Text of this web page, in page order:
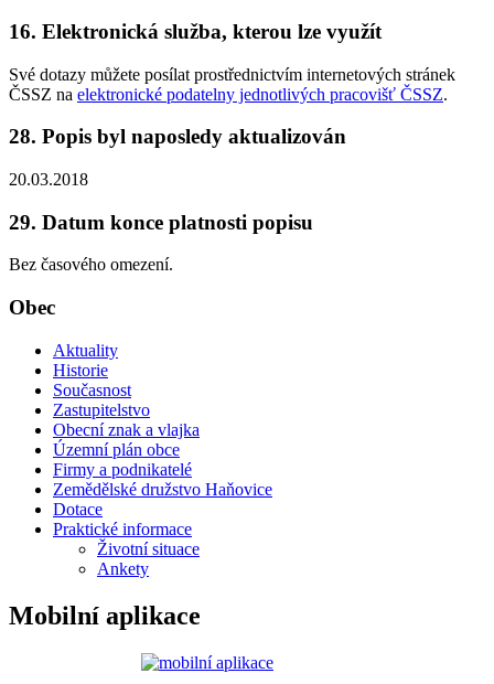
16. Elektronická služba, kterou lze využít
Své dotazy můžete posílat prostřednictvím internetových stránek
ČSSZ na elektronické podatelny jednotlivých pracovišť ČSSZ.
28. Popis byl naposledy aktualizován
20.03.2018
29. Datum konce platnosti popisu
Bez časového omezení.
Obec
Aktuality
Historie
Současnost
Zastupitelstvo
Obecní znak a vlajka
Územní plán obce
Firmy a podnikatelé
Zemědělské družstvo Haňovice
Dotace
Praktické informace
Životní situace
Ankety
Mobilní aplikace